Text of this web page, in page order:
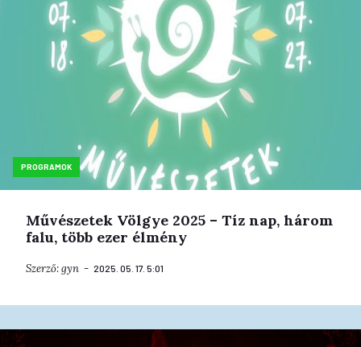
PROGRAMOK
Művészetek Völgye 2025 – Tíz nap, három
falu, több ezer élmény
Szerző:gyn 2025. 05. 17. 5:01